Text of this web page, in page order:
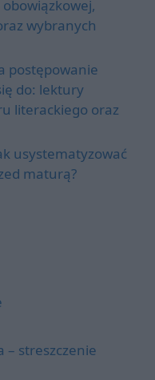
wybranych
postępowanie
do: lektury
literackiego oraz
usystematyzować
maturą?
– streszczenie